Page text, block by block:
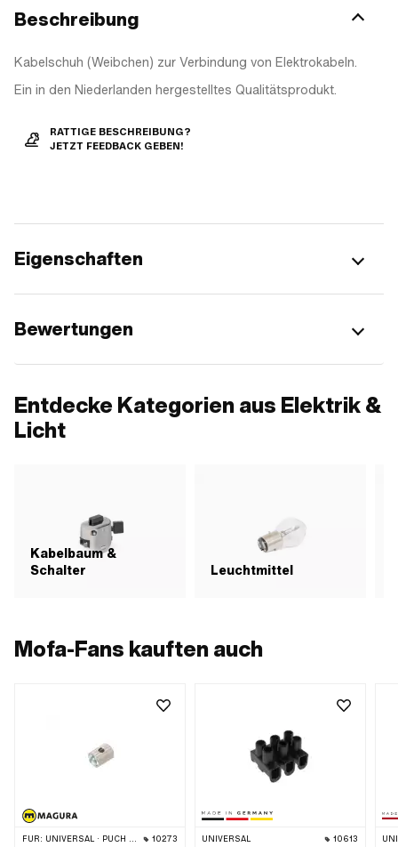
Beschreibung
Kabelschuh (Weibchen) zur Verbindung von Elektrokabeln.
Ein in den Niederlanden hergestelltes Qualitätsprodukt.
RATTIGE BESCHREIBUNG?
JETZT FEEDBACK GEBEN!
Eigenschaften
Bewertungen
Entdecke Kategorien aus Elektrik &
Licht
Kabelbaum &
Schalter
Leuchtmittel
Mofa-Fans kauften auch
FÜR: UNIVERSAL · PUCH · SACHS · PONY / CILO (BETA 521 & 512) · PIAGGIO · ZÜNDAPP BELMONDO · TOMOS 10273 UNIVERSAL 10613